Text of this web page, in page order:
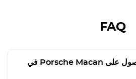
FAQ
على Porsche Macan في